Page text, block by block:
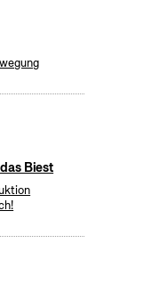
Biest